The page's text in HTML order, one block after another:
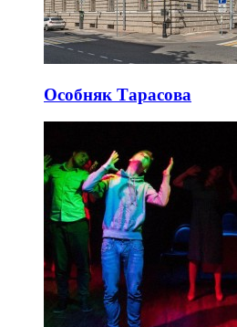
Особняк Тарасова